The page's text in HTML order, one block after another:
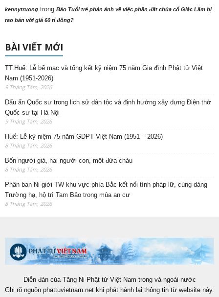
kennytruong trong Báo Tuổi trẻ phản ảnh về việc phần đất chùa cổ Giác Lâm bị
rao bán với giá 60 tỉ đồng?
BÀI VIẾT MỚI
TT.Huế: Lễ bế mạc và tổng kết kỷ niệm 75 năm Gia đình Phật tử Việt
Nam (1951-2026)
9 Tháng Tám, 2026
Dấu ấn Quốc sư trong lịch sử dân tộc và định hướng xây dựng Điện thờ
Quốc sư tại Hà Nội
9 Tháng Tám, 2026
Huế: Lễ kỷ niệm 75 năm GĐPT Việt Nam (1951 – 2026)
8 Tháng Tám, 2026
Bốn người già, hai người con, một đứa cháu
8 Tháng Tám, 2026
Phân ban Ni giới TW khu vực phía Bắc kết nối tình pháp lữ, cúng dàng
Trường hạ, hộ trì Tam Bảo trong mùa an cư
8 Tháng Tám, 2026
Diễn đàn của Tăng Ni Phật tử Việt Nam trong và ngoài nước
Ghi rõ nguồn phattuvietnam.net khi phát hành lại thông tin từ website này.